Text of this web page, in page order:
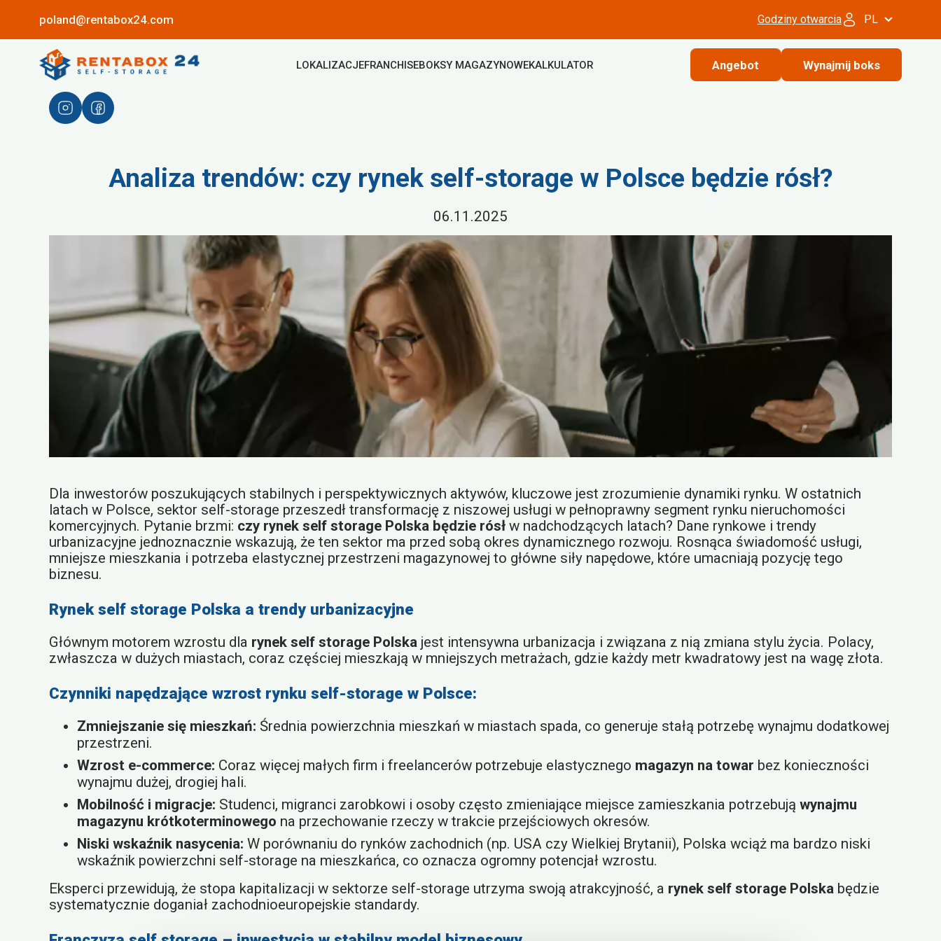
poland@rentabox24.com Godziny otwarcia PL
LOKALIZACJEFRANCHISEBOKSY MAGAZYNOWEKALKULATOR Angebot Wynajmij boks
Analiza trendów: czy rynek self-storage w Polsce będzie rósł?
06.11.2025
Dla inwestorów poszukujących stabilnych i perspektywicznych aktywów, kluczowe jest zrozumienie dynamiki rynku. W ostatnich
latach w Polsce, sektor self-storage przeszedł transformację z niszowej usługi w pełnoprawny segment rynku nieruchomości
komercyjnych. Pytanie brzmi: czy rynek self storage Polska będzie rósł w nadchodzących latach? Dane rynkowe i trendy
urbanizacyjne jednoznacznie wskazują, że ten sektor ma przed sobą okres dynamicznego rozwoju. Rosnąca świadomość usługi,
mniejsze mieszkania i potrzeba elastycznej przestrzeni magazynowej to główne siły napędowe, które umacniają pozycję tego
biznesu.
Rynek self storage Polska a trendy urbanizacyjne
Głównym motorem wzrostu dla rynek self storage Polska jest intensywna urbanizacja i związana z nią zmiana stylu życia. Polacy,
zwłaszcza w dużych miastach, coraz częściej mieszkają w mniejszych metrażach, gdzie każdy metr kwadratowy jest na wagę złota.
Czynniki napędzające wzrost rynku self-storage w Polsce:
Zmniejszanie się mieszkań: Średnia powierzchnia mieszkań w miastach spada, co generuje stałą potrzebę wynajmu dodatkowej
przestrzeni.
Wzrost e-commerce: Coraz więcej małych firm i freelancerów potrzebuje elastycznego magazyn na towar bez konieczności
wynajmu dużej, drogiej hali.
Mobilność i migracje: Studenci, migranci zarobkowi i osoby często zmieniające miejsce zamieszkania potrzebują wynajmu
magazynu krótkoterminowego na przechowanie rzeczy w trakcie przejściowych okresów.
Niski wskaźnik nasycenia: W porównaniu do rynków zachodnich (np. USA czy Wielkiej Brytanii), Polska wciąż ma bardzo niski
wskaźnik powierzchni self-storage na mieszkańca, co oznacza ogromny potencjał wzrostu.
Eksperci przewidują, że stopa kapitalizacji w sektorze self-storage utrzyma swoją atrakcyjność, a rynek self storage Polska będzie
systematycznie doganiał zachodnioeuropejskie standardy.